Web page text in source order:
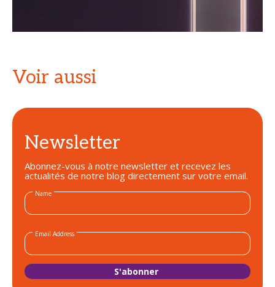
Voir aussi
Newsletter
Abonnez-vous à notre newsletter et recevez les
actualités de notre blog directement sur votre email.
Name
Email Address